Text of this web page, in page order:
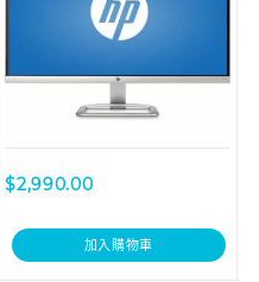
$2,990.00
加入購物車